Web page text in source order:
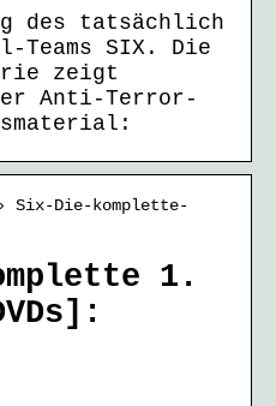
des tatsächlich
Teams SIX. Die
zeigt
Anti-Terror-
Six-Die-komplette-
1.